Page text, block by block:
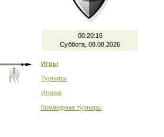
00:20:16
Суббота, 08.08.2026
Игры
Турниры
Игроки
Командные турниры